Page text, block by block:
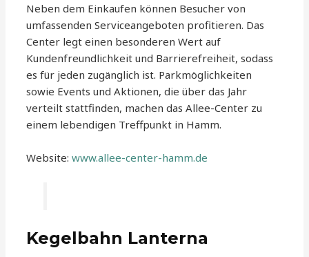
Neben dem Einkaufen können Besucher von
umfassenden Serviceangeboten profitieren. Das
Center legt einen besonderen Wert auf
Kundenfreundlichkeit und Barrierefreiheit, sodass
es für jeden zugänglich ist. Parkmöglichkeiten
sowie Events und Aktionen, die über das Jahr
verteilt stattfinden, machen das Allee-Center zu
einem lebendigen Treffpunkt in Hamm.
Website:www.allee-center-hamm.de
Kegelbahn Lanterna